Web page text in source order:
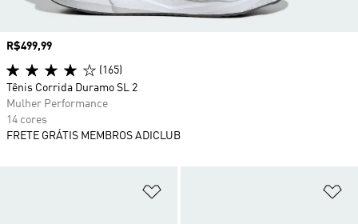
Preço
R$499,99
(165)
Tênis Corrida Duramo SL 2
Mulher Performance
14 cores
FRETE GRÁTIS MEMBROS ADICLUB